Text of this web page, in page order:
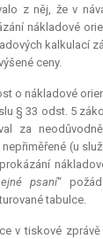
z něj, že v
nákladové
kalkulací
ceny.
o nákladové
§ 33 odst. 5
za
(u
psaní“
tabulce.
v tiskové